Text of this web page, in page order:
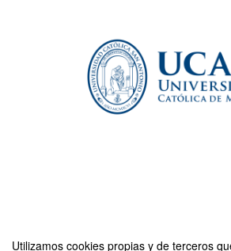
Utilizamos cookies propias y de terceros